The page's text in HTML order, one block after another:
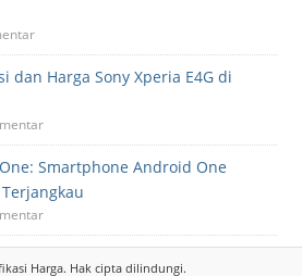
dan Harga Sony Xperia E4G di
Smartphone Android One
Harga. Hak cipta dilindungi.